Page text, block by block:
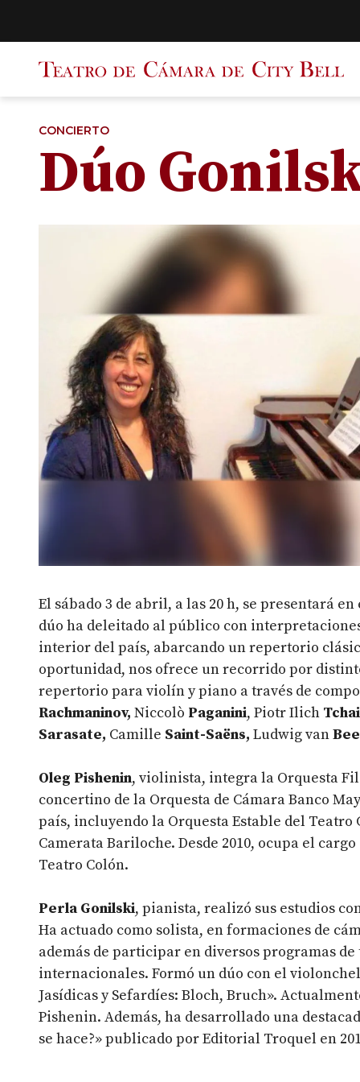
contenido
CONCIERTO
Dúo
El sábado 3 de abril, a las 20 h, se presentará
dúo ha deleitado al público con
interior del país, abarcando un repertorio
oportunidad, nos ofrece un recorrido por
repertorio para violín y piano a través de
Rachmaninov, Niccolò Paganini, Piotr Ilich
Sarasate, Camille Saint-Saëns, Ludwig van
Oleg Pishenin, violinista, integra la Orquesta
concertino de la Orquesta de Cámara Banco
país, incluyendo la Orquesta Estable del
Camerata Bariloche. Desde 2010, ocupa el
Teatro Colón.
Perla Gonilski, pianista, realizó sus estudios
Ha actuado como solista, en formaciones de
además de participar en diversos programas
internacionales. Formó un dúo con el
Jasídicas y Sefardíes: Bloch, Bruch».
Pishenin. Además, ha desarrollado una
se hace?» publicado por Editorial Troquel en